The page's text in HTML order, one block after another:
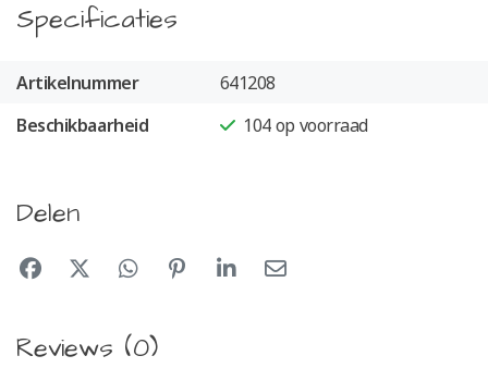
Specificaties
Artikelnummer
641208
Beschikbaarheid
104op voorraad
Delen
Reviews (0)